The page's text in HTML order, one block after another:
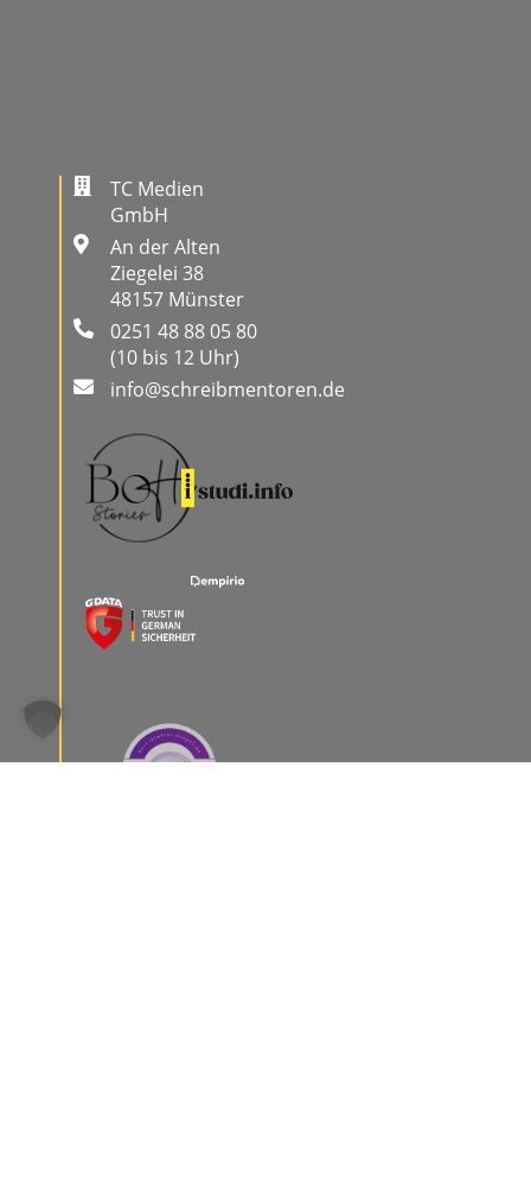
TC Medien
GmbH
An der Alten
Ziegelei 38
48157 Münster
0251 48 88 05 80
(10 bis 12 Uhr)
info@schreibmentoren.de